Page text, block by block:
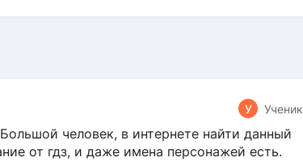
У Ученик
человек, в интернете найти данный
от гдз, и даже имена персонажей есть.